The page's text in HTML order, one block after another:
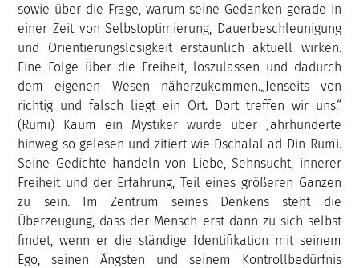
sowie über die Frage, warum seine Gedanken gerade in
einer Zeit von Selbstoptimierung, Dauerbeschleunigung
und Orientierungslosigkeit erstaunlich aktuell wirken.
Eine Folge über die Freiheit, loszulassen und dadurch
dem eigenen Wesen näherzukommen.„Jenseits von
richtig und falsch liegt ein Ort. Dort treffen wir uns.“
(Rumi) Kaum ein Mystiker wurde über Jahrhunderte
hinweg so gelesen und zitiert wie Dschalal ad-Din Rumi.
Seine Gedichte handeln von Liebe, Sehnsucht, innerer
Freiheit und der Erfahrung, Teil eines größeren Ganzen
zu sein. Im Zentrum seines Denkens steht die
Überzeugung, dass der Mensch erst dann zu sich selbst
findet, wenn er die ständige Identifikation mit seinem
Ego, seinen Ängsten und seinem Kontrollbedürfnis